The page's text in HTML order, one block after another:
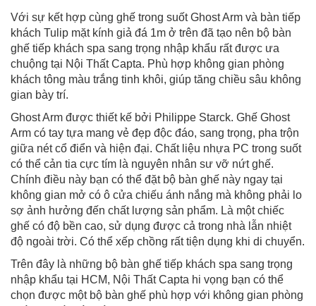
Với sự kết hợp cùng ghế trong suốt Ghost Arm và bàn tiếp
khách Tulip mặt kính giả đá 1m ở trên đã tạo nên bộ bàn
ghế tiếp khách spa sang trọng nhập khẩu rất được ưa
chuộng tại Nội Thất Capta. Phù hợp không gian phòng
khách tông màu trắng tinh khôi, giúp tăng chiều sâu không
gian bày trí.
Ghost Arm được thiết kế bởi Philippe Starck. Ghế Ghost
Arm có tay tựa mang vẻ đẹp độc đáo, sang trọng, pha trộn
giữa nét cổ điển và hiện đại. Chất liệu nhựa PC trong suốt
có thể cản tia cực tím là nguyên nhân sư vỡ nứt ghế.
Chính điều này bạn có thể đặt bộ bàn ghế này ngay tại
không gian mở có ô cửa chiếu ánh nắng mà không phải lo
sợ ảnh hưởng đến chất lượng sản phẩm. Là một chiếc
ghế có độ bền cao, sử dụng được cả trong nhà lẫn nhiệt
độ ngoài trời. Có thể xếp chồng rất tiện dụng khi di chuyển.
Trên đây là những bộ bàn ghế tiếp khách spa sang trọng
nhập khẩu tại HCM, Nội Thất Capta hi vọng bạn có thể
chọn được một bộ bàn ghế phù hợp với không gian phòng